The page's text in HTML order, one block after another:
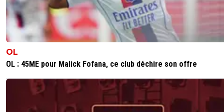
OL
OL : 45ME pour Malick Fofana, ce club déchire son offre